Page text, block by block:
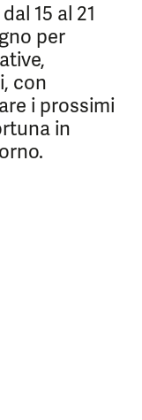
15 al 21
per
con
i prossimi
in